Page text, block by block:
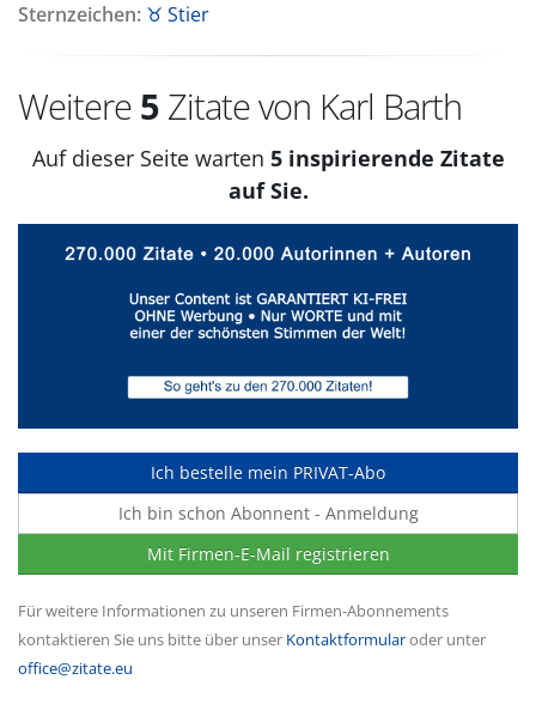
Sternzeichen: ♉ Stier
Weitere 5 Zitate von Karl Barth
Auf dieser Seite warten 5 inspirierende Zitate
auf Sie.
Ich bestelle mein PRIVAT-Abo
Ich bin schon Abonnent - Anmeldung
Mit Firmen-E-Mail registrieren
Für weitere Informationen zu unseren Firmen-Abonnements
kontaktieren Sie uns bitte über unser Kontaktformularoder unter
office@zitate.eu